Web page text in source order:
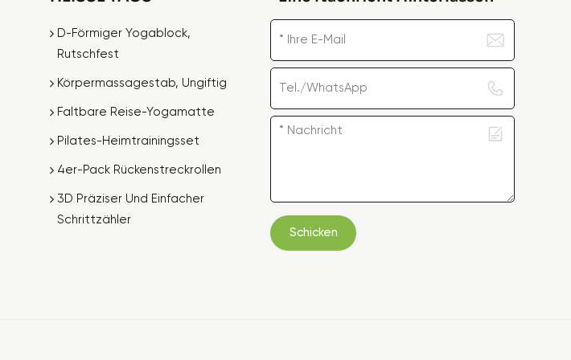
D-Förmiger Yogablock,
Rutschfest
Körpermassagestab, Ungiftig
Faltbare Reise-Yogamatte
Pilates-Heimtrainingsset
4er-Pack Rückenstreckrollen
3D Präziser Und Einfacher
Schrittzähler
Schicken